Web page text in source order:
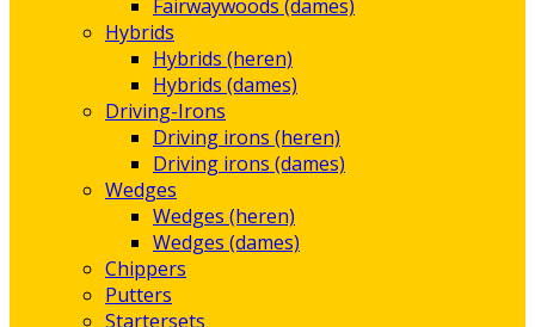
Fairwaywoods (dames)
Hybrids
Hybrids (heren)
Hybrids (dames)
Driving-Irons
Driving irons (heren)
Driving irons (dames)
Wedges
Wedges (heren)
Wedges (dames)
Chippers
Putters
Startersets